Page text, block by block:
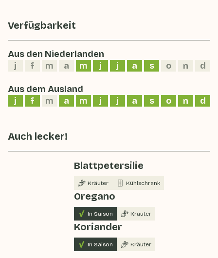
Verfügbarkeit
Aus den Niederlanden
j
f m a m j j a s o n d
Aus dem Ausland
j
f m a m j j a s o n d
Auch lecker!
Blattpetersilie
Kräuter Kühlschrank
Oregano
In Saison Kräuter
Koriander
In Saison Kräuter